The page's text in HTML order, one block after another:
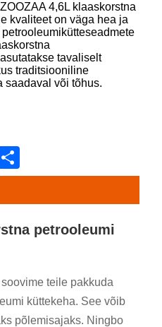
4,6L klaaskorstna
kvaliteet on väga hea ja
tavaliselt
traditsiooniline
saadaval või tõhus.
petrooleumi
teile pakkuda
küttekeha. See võib
põlemisajaks. Ningbo